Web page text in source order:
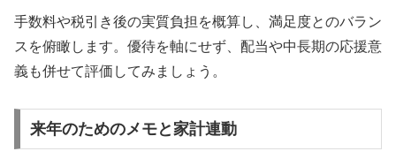
手数料や税引き後の実質負担を概算し、満足度とのバラン
スを俯瞰します。優待を軸にせず、配当や中長期の応援意
義も併せて評価してみましょう。
来年のためのメモと家計連動